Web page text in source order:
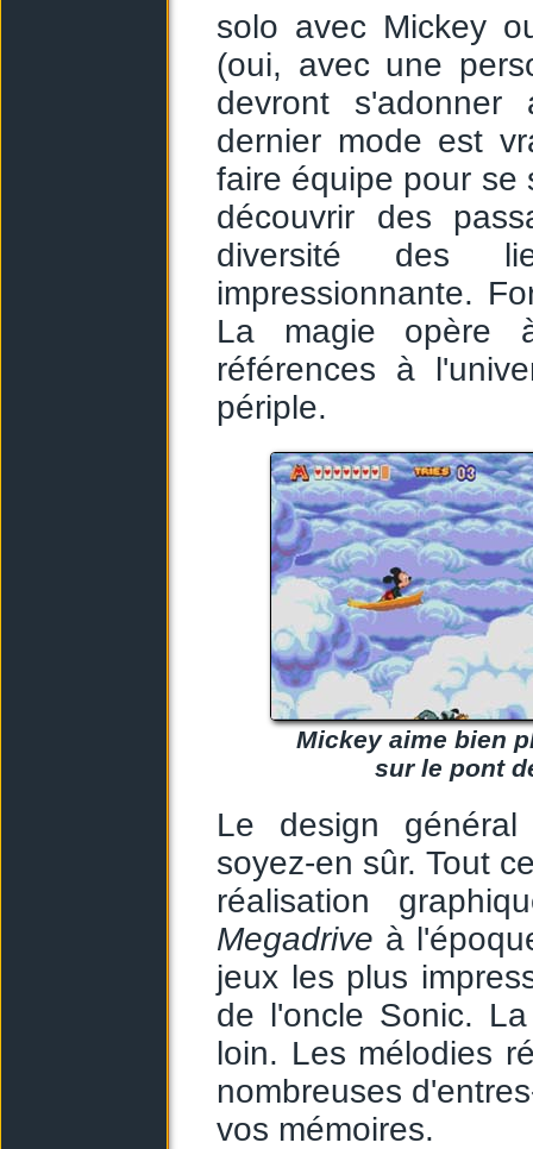
solo avec Mickey
(oui, avec une
devront
dernier mode est
faire équipe pour se
découvrir des
diversité des
impressionnante.
La magie opère
références à
périple.
Mickey aime bien
sur le pont
Le design
soyez-en sûr. Tout
réalisation
Megadrive à
jeux les plus
de l'oncle Sonic.
loin. Les mélodies
nombreuses
vos mémoires.